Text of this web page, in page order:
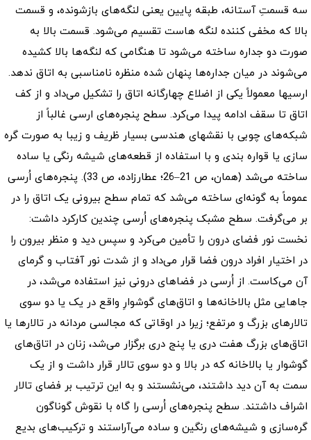
سه قسمتِ آستانه، طبقه پایین یعنی لنگه‌های بازشونده، و قسمت
بالا که مخفی کننده لنگه هاست تقسیم می‌شود. قسمت بالا به
صورت دو جداره ساخته می‌شود تا هنگامی که لنگه‌ها بالا کشیده
می‌شوند در میان جداره‌ها پنهان شده منظره نامناسبی به اتاق ندهد.
ارسیها معمولاً یکی از اضلاع چهارگانه اتاق را تشکیل می‌داد و از کف
اتاق تا سقف ادامه پیدا می‌کرد. سطح پنجره‌های ارسی غالباً از
شبکه‌های چوبی با نقشهای هندسی بسیار ظریف و زیبا به صورت گره
سازی یا قواره بندی و با استفاده از قطعه‌های شیشه رنگی یا ساده
ساخته می‌شد (همان، ص 21–26؛ عطارزاده، ص 33). پنجره‌های اُرسی
عموماً به گونه‌ای ساخته می‌شد که تمام سطح بیرونی یک اتاق را در
بر می‌گرفت. سطح مشبک پنجره‌های اُرسی چندین کارکرد داشت:
نخست نور فضای درون را تأمین می‌کرد و سپس دید و منظر بیرون را
در اختیار افراد درون فضا قرار می‌داد و از شدت نور آفتاب و گرمای
آن می‌کاست. از اُرسی در فضاهای درونی نیز استفاده می‌شد، در
جاهایی مثل بالاخانه‌ها و اتاق‌های گوشوارِ واقع در یک یا دو سوی
تالارهای بزرگ و مرتفع؛ زیرا در اوقاتی که مجالسی مردانه در تالارها یا
اتاق‌های بزرگ هفت دری یا پنج دری برگزار می‌شد، زنان در اتاق‌های
گوشوار یا بالاخانه که در بالا و دو سوی تالار قرار داشت و از یک
سمت به آن دید داشتند، می‌نشستند و به این ترتیب بر فضای تالار
اشراف داشتند. سطح پنجره‌های اُرسی را گاه با نقوش گوناگون
گره‌سازی و شیشه‌های رنگین و ساده می‌آراستند و ترکیب‌های بدیع